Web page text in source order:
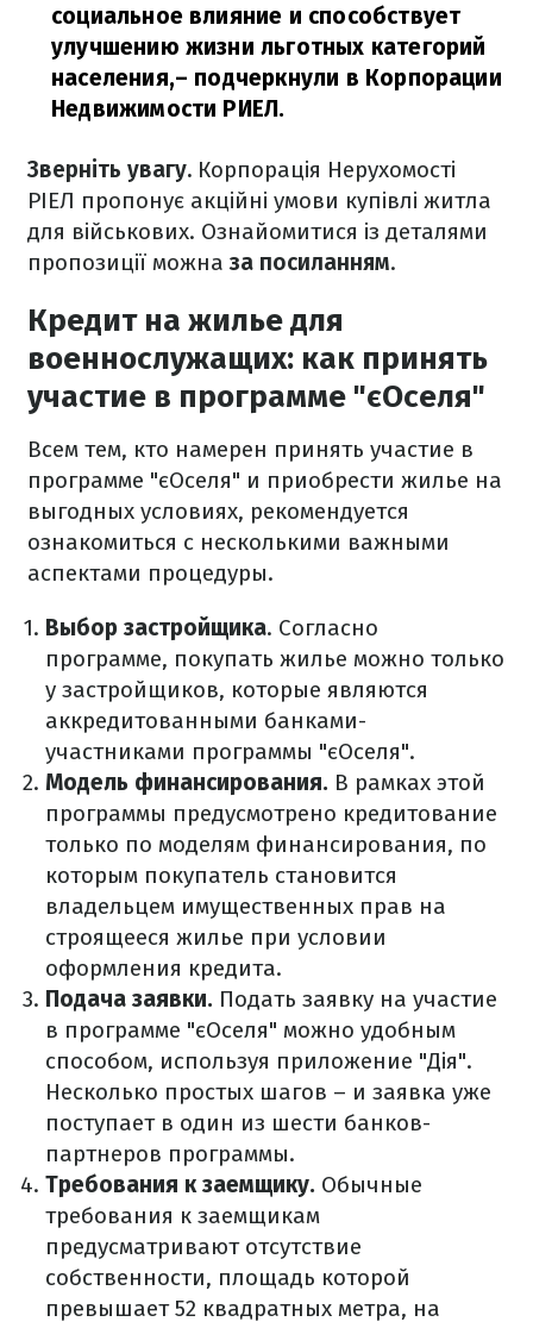
социальное влияние и способствует
улучшению жизни льготных категорий
населения,– подчеркнули в Корпорации
Недвижимости РИЕЛ.
Зверніть увагу. Корпорація Нерухомості
РІЕЛ пропонує акційні умови купівлі житла
для військових. Ознайомитися із деталями
пропозиції можназа посиланням.
Кредит на жилье для
военнослужащих: как принять
участие в программе "єОселя"
Всем тем, кто намерен принять участие в
программе "єОселя" и приобрести жилье на
выгодных условиях, рекомендуется
ознакомиться с несколькими важными
аспектами процедуры.
Выбор застройщика. Согласно
программе, покупать жилье можно только
у застройщиков, которые являются
аккредитованными банками-
участниками программы "єОселя".
Модель финансирования. В рамках этой
программы предусмотрено кредитование
только по моделям финансирования, по
которым покупатель становится
владельцем имущественных прав на
строящееся жилье при условии
оформления кредита.
Подача заявки. Подать заявку на участие
в программе "єОселя" можно удобным
способом, используя приложение "Дія".
Несколько простых шагов – и заявка уже
поступает в один из шести банков-
партнеров программы.
Требования к заемщику. Обычные
требования к заемщикам
предусматривают отсутствие
собственности, площадь которой
превышает 52 квадратных метра, на